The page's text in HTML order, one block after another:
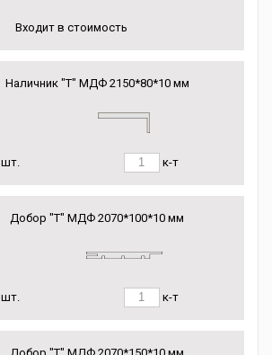
Входит в стоимость
Наличник "Т" МДФ 2150*80*10 мм
шт. к-т
Добор "Т" МДФ 2070*100*10 мм
шт. к-т